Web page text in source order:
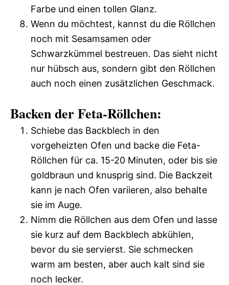
Farbe und einen tollen Glanz.
Wenn du möchtest, kannst du die Röllchen
noch mit Sesamsamen oder
Schwarzkümmel bestreuen. Das sieht nicht
nur hübsch aus, sondern gibt den Röllchen
auch noch einen zusätzlichen Geschmack.
Backen der Feta-Röllchen:
Schiebe das Backblech in den
vorgeheizten Ofen und backe die Feta-
Röllchen für ca. 15-20 Minuten, oder bis sie
goldbraun und knusprig sind. Die Backzeit
kann je nach Ofen variieren, also behalte
sie im Auge.
Nimm die Röllchen aus dem Ofen und lasse
sie kurz auf dem Backblech abkühlen,
bevor du sie servierst. Sie schmecken
warm am besten, aber auch kalt sind sie
noch lecker.